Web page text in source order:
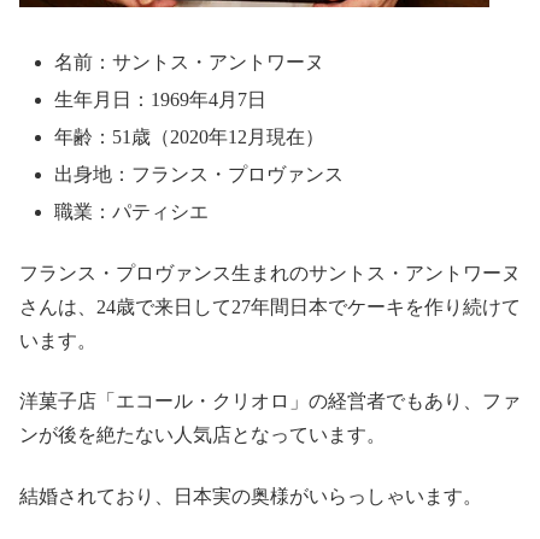
名前：サントス・アントワーヌ
生年月日：1969年4月7日
年齢：51歳（2020年12月現在）
出身地：フランス・プロヴァンス
職業：パティシエ
フランス・プロヴァンス生まれのサントス・アントワーヌ
さんは、24歳で来日して27年間日本でケーキを作り続けて
います。
洋菓子店「エコール・クリオロ」の経営者でもあり、ファ
ンが後を絶たない人気店となっています。
結婚されており、日本実の奥様がいらっしゃいます。